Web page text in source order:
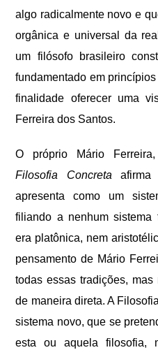
algo radicalmente novo e
orgânica e universal da
um filósofo brasileiro
fundamentado em
finalidade oferecer uma
Ferreira dos Santos.
O próprio Mário
Filosofia Concreta afirma
apresenta como um
filiando a nenhum
era platônica, nem
pensamento de Mário
todas essas tradições,
de maneira direta. A
sistema novo, que se
esta ou aquela filosofia,